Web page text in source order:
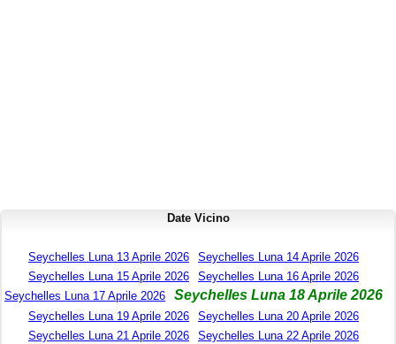
Date Vicino
Seychelles Luna 13 Aprile 2026
Seychelles Luna 14 Aprile 2026
Seychelles Luna 15 Aprile 2026
Seychelles Luna 16 Aprile 2026
Seychelles Luna 17 Aprile 2026
Seychelles Luna 18 Aprile 2026
Seychelles Luna 19 Aprile 2026
Seychelles Luna 20 Aprile 2026
Seychelles Luna 21 Aprile 2026
Seychelles Luna 22 Aprile 2026